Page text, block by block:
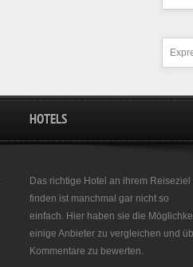
HOTELS
Das richtige Hotel an ihrem Reiseziel
finden ist manchmal gar nicht so
einfach. Hier haben sie die
einige Anbieter zu vergleichen und
Kommentare zu bewerten.